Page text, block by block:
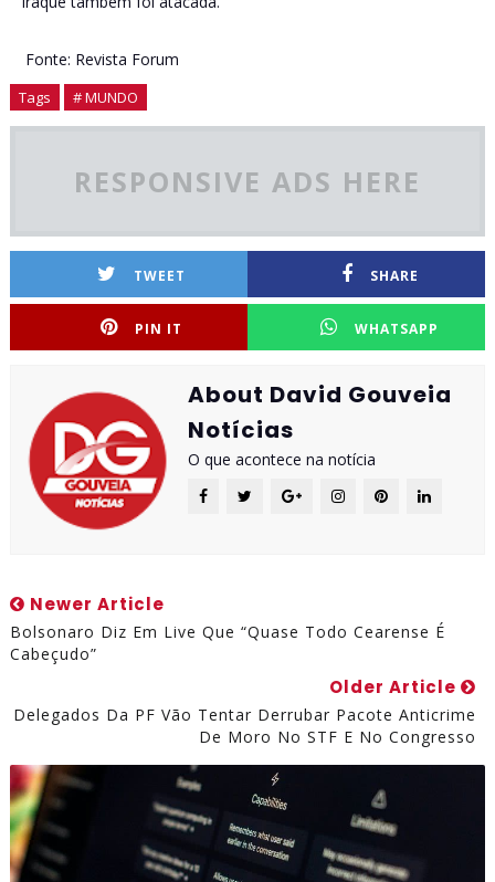
Fonte: Revista Forum
Tags # MUNDO
RESPONSIVE ADS HERE
TWEET SHARE
PIN IT WHATSAPP
About David Gouveia
Notícias
O que acontece na notícia
Newer Article
Bolsonaro Diz Em Live Que “quase Todo Cearense É
Cabeçudo”
Older Article
Delegados Da PF Vão Tentar Derrubar Pacote Anticrime
De Moro No STF E No Congresso